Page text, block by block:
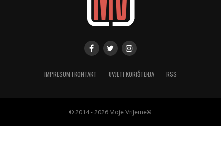
IMPRESUM I KONTAKT UVJETI KORIŠTENJA RSS
© 2014 - 2026 Moje Vrijeme®